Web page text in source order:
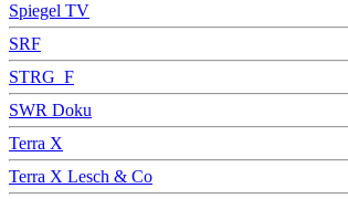
Spiegel TV
SRF
STRG_F
SWR Doku
Terra X
Terra X Lesch & Co